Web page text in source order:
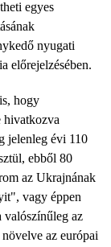
egyes
nyugati
előrejelzésében.
hogy
hivatkozva
jelenleg évi 110
ebből 80
az Ukrajnának
vagy éppen
valószínűleg az
az európai